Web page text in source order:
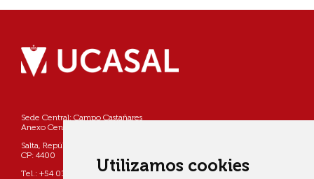
Utilizamos cookies
Sede Central: Campo Castañares
Anexo Centro: Pellegrini 790
Salta, República Argentina
CP: 4400
Tel.: +54 0387 4268800